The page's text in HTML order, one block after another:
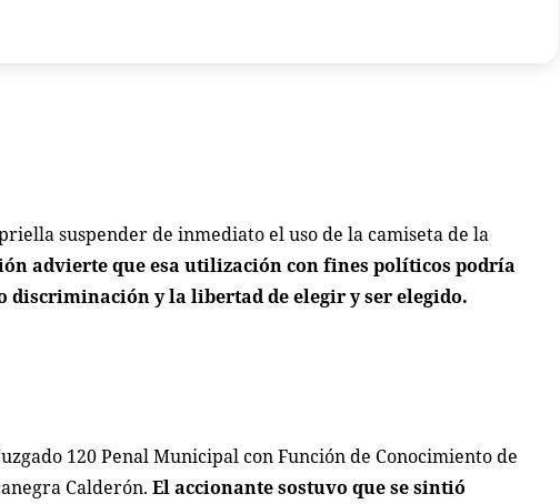
suspender de inmediato el uso de la camiseta de la
advierte que esa utilización con fines políticos podría
y la libertad de elegir y ser elegido.
120 Penal Municipal con Función de Conocimiento de
Calderón.El accionante sostuvo que se sintió